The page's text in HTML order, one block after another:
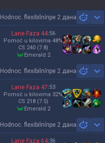
Hodnoc. flexibilníпре 2 дана
Lane Faza 44:56
Pomoć u kilovima 48%
CS 240 (7.8)
emerald 2
Hodnoc. flexibilníпре 2 дана
Lane Faza 47:53
Pomoć u kilovima 32%
CS 218 (7.5)
emerald 2
Hodnoc. flexibilníпре 2 дана
Lane Faza 64:36